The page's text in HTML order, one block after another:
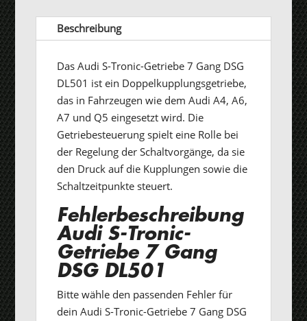
Beschreibung
Das Audi S-Tronic-Getriebe 7 Gang DSG
DL501 ist ein Doppelkupplungsgetriebe,
das in Fahrzeugen wie dem Audi A4, A6,
A7 und Q5 eingesetzt wird. Die
Getriebesteuerung spielt eine Rolle bei
der Regelung der Schaltvorgänge, da sie
den Druck auf die Kupplungen sowie die
Schaltzeitpunkte steuert.
Fehlerbeschreibung
Audi S-Tronic-
Getriebe 7 Gang
DSG DL501
Bitte wähle den passenden Fehler für
dein Audi S-Tronic-Getriebe 7 Gang DSG